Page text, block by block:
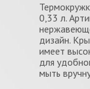
0,33 л.
дизайн.
имеет
для
мыть